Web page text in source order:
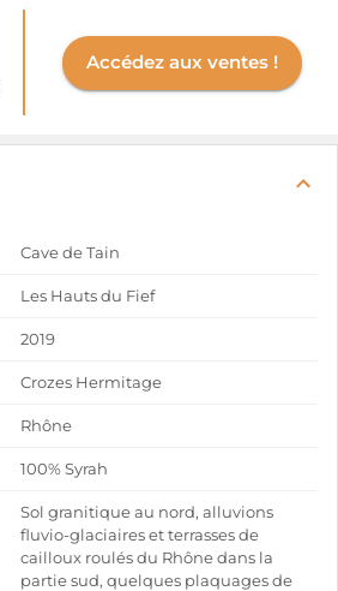
Accédez aux ventes !
Cave de Tain
Les Hauts du Fief
2019
Crozes Hermitage
Rhône
100% Syrah
Sol granitique au nord, alluvions
fluvio-glaciaires et terrasses de
cailloux roulés du Rhône dans la
partie sud, quelques plaquages de